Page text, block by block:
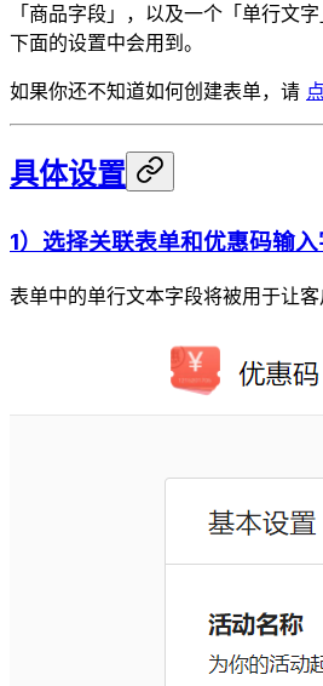
「商品字段」，以及一个「单行文
下面的设置中会用到。
如果你还不知道如何创建表单，请
具体设置
1）选择关联表单和优惠码输
表单中的单行文本字段将被用于让客